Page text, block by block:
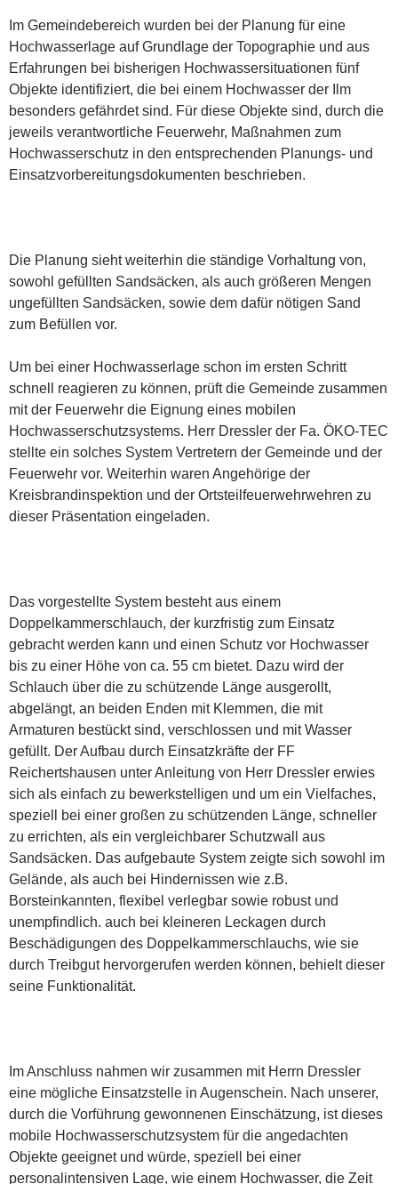
Im Gemeindebereich wurden bei der Planung für eine
Hochwasserlage auf Grundlage der Topographie und aus
Erfahrungen bei bisherigen Hochwassersituationen fünf
Objekte identifiziert, die bei einem Hochwasser der Ilm
besonders gefährdet sind. Für diese Objekte sind, durch die
jeweils verantwortliche Feuerwehr, Maßnahmen zum
Hochwasserschutz in den entsprechenden Planungs- und
Einsatzvorbereitungsdokumenten beschrieben.
Die Planung sieht weiterhin die ständige Vorhaltung von,
sowohl gefüllten Sandsäcken, als auch größeren Mengen
ungefüllten Sandsäcken, sowie dem dafür nötigen Sand
zum Befüllen vor.
Um bei einer Hochwasserlage schon im ersten Schritt
schnell reagieren zu können, prüft die Gemeinde zusammen
mit der Feuerwehr die Eignung eines mobilen
Hochwasserschutzsystems. Herr Dressler der Fa. ÖKO-TEC
stellte ein solches System Vertretern der Gemeinde und der
Feuerwehr vor. Weiterhin waren Angehörige der
Kreisbrandinspektion und der Ortsteilfeuerwehrwehren zu
dieser Präsentation eingeladen.
Das vorgestellte System besteht aus einem
Doppelkammerschlauch, der kurzfristig zum Einsatz
gebracht werden kann und einen Schutz vor Hochwasser
bis zu einer Höhe von ca. 55 cm bietet. Dazu wird der
Schlauch über die zu schützende Länge ausgerollt,
abgelängt, an beiden Enden mit Klemmen, die mit
Armaturen bestückt sind, verschlossen und mit Wasser
gefüllt. Der Aufbau durch Einsatzkräfte der FF
Reichertshausen unter Anleitung von Herr Dressler erwies
sich als einfach zu bewerkstelligen und um ein Vielfaches,
speziell bei einer großen zu schützenden Länge, schneller
zu errichten, als ein vergleichbarer Schutzwall aus
Sandsäcken. Das aufgebaute System zeigte sich sowohl im
Gelände, als auch bei Hindernissen wie z.B.
Borsteinkannten, flexibel verlegbar sowie robust und
unempfindlich. auch bei kleineren Leckagen durch
Beschädigungen des Doppelkammerschlauchs, wie sie
durch Treibgut hervorgerufen werden können, behielt dieser
seine Funktionalität.
Im Anschluss nahmen wir zusammen mit Herrn Dressler
eine mögliche Einsatzstelle in Augenschein. Nach unserer,
durch die Vorführung gewonnenen Einschätzung, ist dieses
mobile Hochwasserschutzsystem für die angedachten
Objekte geeignet und würde, speziell bei einer
personalintensiven Lage, wie einem Hochwasser, die Zeit